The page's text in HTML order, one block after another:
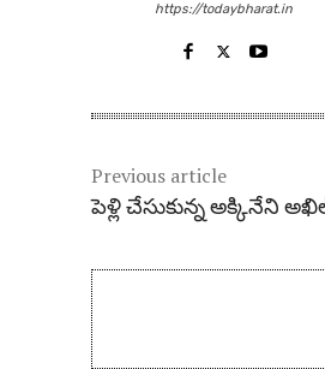
https://todaybharat.in
Previous article
పెళ్లి చేసుకున్న అక్కినేని